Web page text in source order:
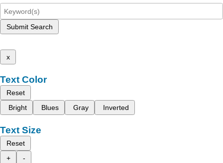
Submit Search
x
Text Color
Reset
Bright
Blues Gray Inverted
Text Size
Reset
+
-